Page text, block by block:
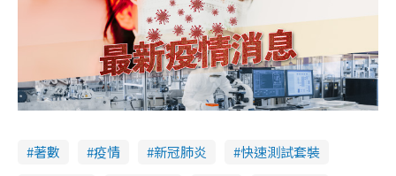
著數 疫情 新冠肺炎
快速測試套裝